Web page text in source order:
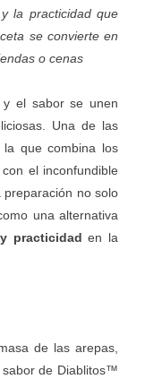
la practicidad que
se convierte en
o cenas
y el sabor se unen
Una de las
que combina los
el inconfundible
preparación no solo
una alternativa
practicidad en la
de las arepas,
de Diablitos™